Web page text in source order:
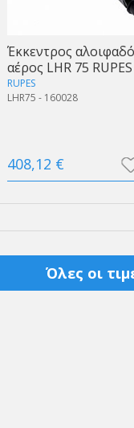
Έκκεντρος
αέρος LHR 75 RUPES
RUPES
LHR75 - 160028
408,12 €
Όλες οι